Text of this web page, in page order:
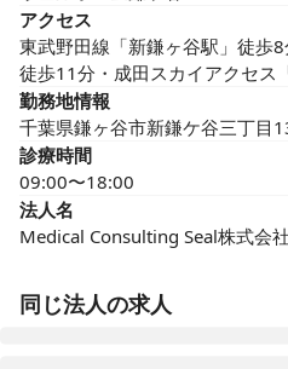
アクセス
東武野田線「新鎌ヶ谷駅」徒歩8
徒歩11分・成田スカイアクセス
勤務地情報
千葉県鎌ヶ谷市新鎌ケ谷三丁目
診療時間
09:00〜18:00
法人名
Medical Consulting Seal株式会社
同じ法人の求人